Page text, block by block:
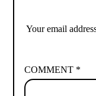
Your email
COMMENT *